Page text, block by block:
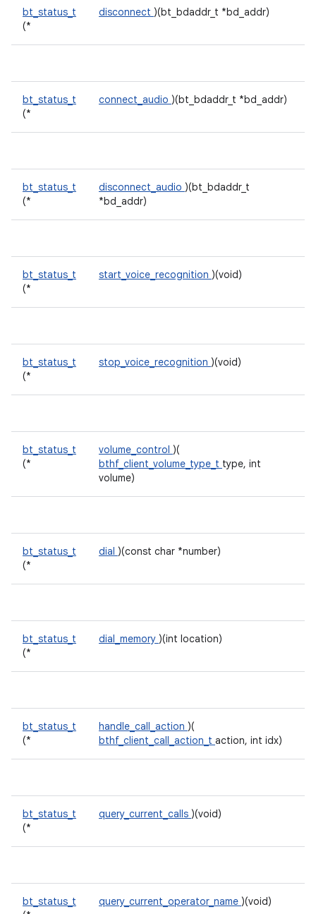
bt_status_t
(*
disconnect )(bt_bdaddr_t *bd_addr)
bt_status_t
(*
connect_audio )(bt_bdaddr_t *bd_addr)
bt_status_t
(*
disconnect_audio )(bt_bdaddr_t
*bd_addr)
bt_status_t
(*
start_voice_recognition )(void)
bt_status_t
(*
stop_voice_recognition )(void)
bt_status_t
(*
volume_control )(
bthf_client_volume_type_t type, int
volume)
bt_status_t
(*
dial )(const char *number)
bt_status_t
(*
dial_memory )(int location)
bt_status_t
(*
handle_call_action )(
bthf_client_call_action_t action, int idx)
bt_status_t
(*
query_current_calls )(void)
bt_status_t
query_current_operator_name )(void)